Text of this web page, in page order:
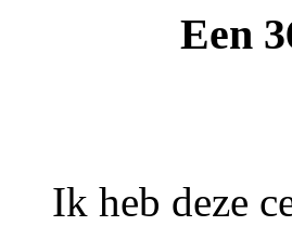
Een
Ik heb deze